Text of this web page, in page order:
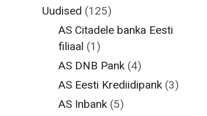
Uudised (125)
AS Citadele banka Eesti
filiaal (1)
AS DNB Pank (4)
AS Eesti Krediidipank (3)
AS Inbank (5)